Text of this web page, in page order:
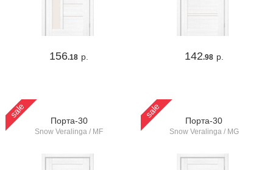
156.18 р. 142.98 р.
sale
Порта-30
Snow Veralinga / MF
sale
Порта-30
Snow Veralinga / MG